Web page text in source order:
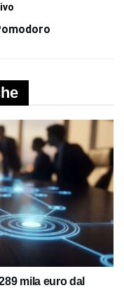
mila euro dal